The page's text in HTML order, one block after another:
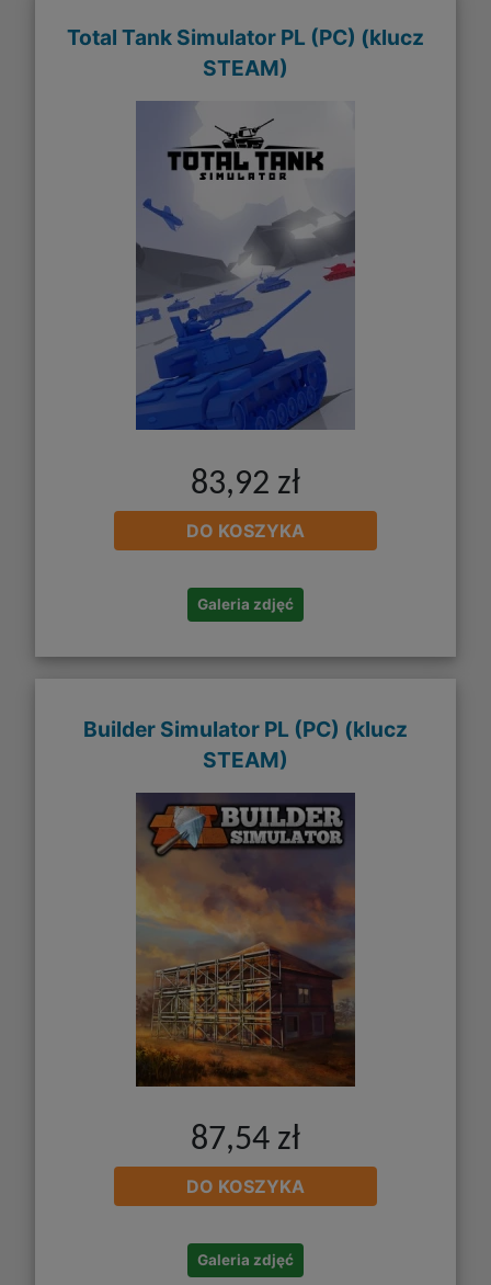
Total Tank Simulator PL (PC) (klucz
STEAM)
83,92 zł
DO KOSZYKA
Galeria zdjęć
Builder Simulator PL (PC) (klucz
STEAM)
87,54 zł
DO KOSZYKA
Galeria zdjęć